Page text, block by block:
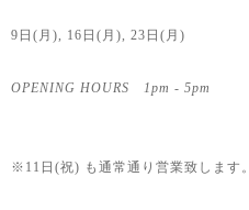
9日(月), 16日(月), 23日(月)
OPENING HOURS 1pm - 5pm
※11日(祝) も通常通り営業致します。